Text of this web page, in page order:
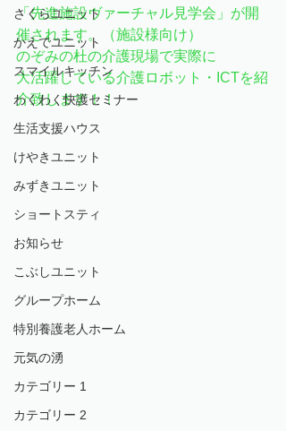
さくらユニット
かえでユニット
スマイルキッチン
わくわく快護セミナー
生活支援ハウス
けやきユニット
みずきユニット
ショートスティ
お知らせ
こぶしユニット
グループホーム
特別養護老人ホーム
元気の湧
カテゴリー 1
カテゴリー 2
「先進施設ヴァーチャル見学会」が開
催されます。（施設様向け）
のぞみの杜の介護現場で実際に
大活躍している介護ロボット・ICTを紹
介致します！！